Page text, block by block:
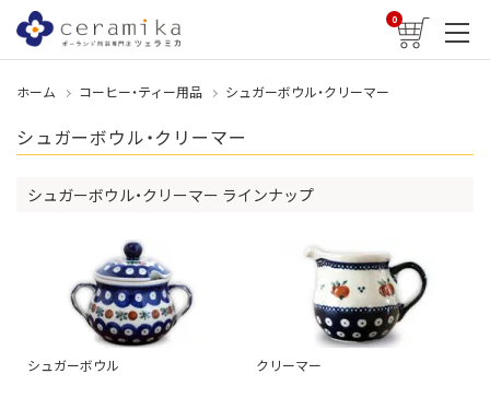
0
ホーム コーヒー・ティー用品 シュガーボウル・クリーマー
シュガーボウル・クリーマー
シュガーボウル・クリーマー ラインナップ
シュガーボウル クリーマー